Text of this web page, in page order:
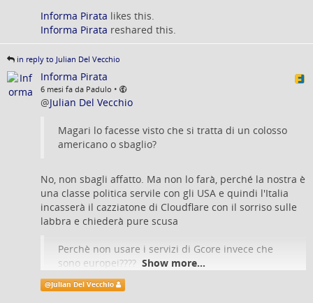
dovrebbe poggiare su standard pubblici minimi di qualità della
prova, #auditindipendenti periodici e un #
effettivo e tempestivo, almeno nei casi dubbi o ricorrenti.
4) Chi sostiene i # costitecnici, legali e organizzativi di questa
operatività quotidiana? Se una quota rilevante ricade su #
e
intermediari, è ragionevole aprire una discussione su
governance, cost-sharing (o criteri trasparenti di ripartizione),
pubblica su volumi, #tempied esiti.
nel sistema dei blocchi è necessario implementare...
linkedin.com/posts/elisa-giomi…
Pirati Europei
Rispetto alla sanzione di Agcom da oltre 14 milioni
a #Cloudflare ho preso convintamente le distanze,
come sull’intero procedimento che ha portato alla
Accelerate your static and dynamic content delivery with the
next-generation CDN by Gcore. Advanced caching functionality
and built-in security mechanisms.
Informa Pirata likes this.
Informa Pirata reshared this.
in reply to Julian Del Vecchio
Informa Pirata
6 mesi fa da Padulo •
@Julian Del Vecchio
Magari lo facesse visto che si tratta di un colosso
americano o sbaglio?
No, non sbagli affatto. Ma non lo farà, perché la nostra è
una classe politica servile con gli USA e quindi l'Italia
incasserà il cazziatone di Cloudflare con il sorriso sulle
labbra e chiederà pure scusa
Perchè non usare i servizi di Gcore invece che
sono europei???? Show more...
@Julian Del Vecchio